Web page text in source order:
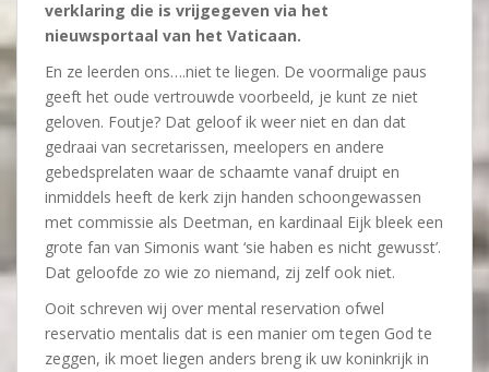
verklaring die is vrijgegeven via het
nieuwsportaal van het Vaticaan.
En ze leerden ons….niet te liegen. De voormalige paus
geeft het oude vertrouwde voorbeeld, je kunt ze niet
geloven. Foutje? Dat geloof ik weer niet en dan dat
gedraai van secretarissen, meelopers en andere
gebedsprelaten waar de schaamte vanaf druipt en
inmiddels heeft de kerk zijn handen schoongewassen
met commissie als Deetman, en kardinaal Eijk bleek een
grote fan van Simonis want ‘sie haben es nicht gewusst’.
Dat geloofde zo wie zo niemand, zij zelf ook niet.
Ooit schreven wij over mental reservation ofwel
reservatio mentalis dat is een manier om tegen God te
zeggen, ik moet liegen anders breng ik uw koninkrijk in